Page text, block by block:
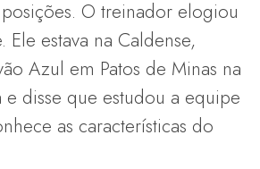
posições. O treinador elogiou
Ele estava na Caldense,
Azul em Patos de Minas na
disse que estudou a equipe
as características do